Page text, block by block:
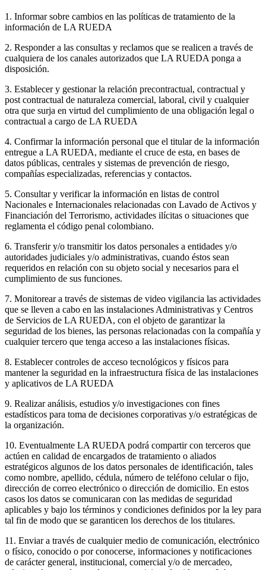
1. Informar sobre cambios en las políticas de tratamiento de la
información de LA RUEDA
2. Responder a las consultas y reclamos que se realicen a través de
cualquiera de los canales autorizados que LA RUEDA ponga a
disposición.
3. Establecer y gestionar la relación precontractual, contractual y
post contractual de naturaleza comercial, laboral, civil y cualquier
otra que surja en virtud del cumplimiento de una obligación legal o
contractual a cargo de LA RUEDA
4. Confirmar la información personal que el titular de la información
entregue a LA RUEDA, mediante el cruce de esta, en bases de
datos públicas, centrales y sistemas de prevención de riesgo,
compañías especializadas, referencias y contactos.
5. Consultar y verificar la información en listas de control
Nacionales e Internacionales relacionadas con Lavado de Activos y
Financiación del Terrorismo, actividades ilícitas o situaciones que
reglamenta el código penal colombiano.
6. Transferir y/o transmitir los datos personales a entidades y/o
autoridades judiciales y/o administrativas, cuando éstos sean
requeridos en relación con su objeto social y necesarios para el
cumplimiento de sus funciones.
7. Monitorear a través de sistemas de video vigilancia las actividades
que se lleven a cabo en las instalaciones Administrativas y Centros
de Servicios de LA RUEDA, con el objeto de garantizar la
seguridad de los bienes, las personas relacionadas con la compañía y
cualquier tercero que tenga acceso a las instalaciones físicas.
8. Establecer controles de acceso tecnológicos y físicos para
mantener la seguridad en la infraestructura física de las instalaciones
y aplicativos de LA RUEDA
9. Realizar análisis, estudios y/o investigaciones con fines
estadísticos para toma de decisiones corporativas y/o estratégicas de
la organización.
10. Eventualmente LA RUEDA podrá compartir con terceros que
actúen en calidad de encargados de tratamiento o aliados
estratégicos algunos de los datos personales de identificación, tales
como nombre, apellido, cédula, número de teléfono celular o fijo,
dirección de correo electrónico o dirección de domicilio. En estos
casos los datos se comunicaran con las medidas de seguridad
aplicables y bajo los términos y condiciones definidos por la ley para
tal fin de modo que se garanticen los derechos de los titulares.
11. Enviar a través de cualquier medio de comunicación, electrónico
o físico, conocido o por conocerse, informaciones y notificaciones
de carácter general, institucional, comercial y/o de mercadeo,